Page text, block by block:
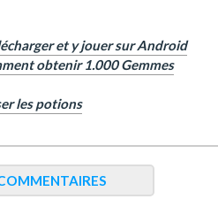
et y jouer sur Android
obtenir 1.000 Gemmes
les potions